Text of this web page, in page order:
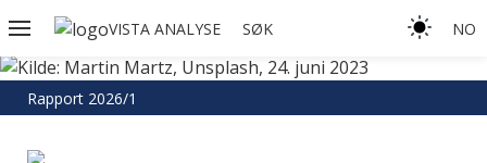
VISTA ANALYSE SØK NO
Rapport 2026/1